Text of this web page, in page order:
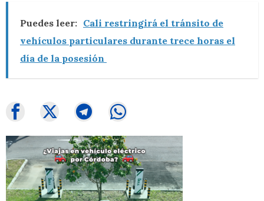
Puedes leer: Cali restringirá el tránsito de
vehículos particulares durante trece horas el
día de la posesión